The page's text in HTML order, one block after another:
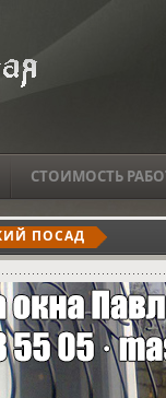
СТОИМОСТЬ
ПОСАД